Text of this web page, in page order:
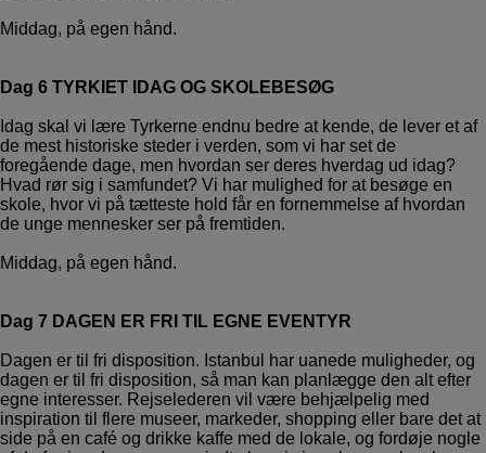
Middag, på egen hånd.
Dag 6 TYRKIET IDAG OG SKOLEBESØG
Idag skal vi lære Tyrkerne endnu bedre at kende, de lever et af
de mest historiske steder i verden, som vi har set de
foregående dage, men hvordan ser deres hverdag ud idag?
Hvad rør sig i samfundet? Vi har mulighed for at besøge en
skole, hvor vi på tætteste hold får en fornemmelse af hvordan
de unge mennesker ser på fremtiden.
Middag, på egen hånd.
Dag 7 DAGEN ER FRI TIL EGNE EVENTYR
Dagen er til fri disposition. Istanbul har uanede muligheder, og
dagen er til fri disposition, så man kan planlægge den alt efter
egne interesser. Rejselederen vil være behjælpelig med
inspiration til flere museer, markeder, shopping eller bare det at
side på en café og drikke kaffe med de lokale, og fordøje nogle